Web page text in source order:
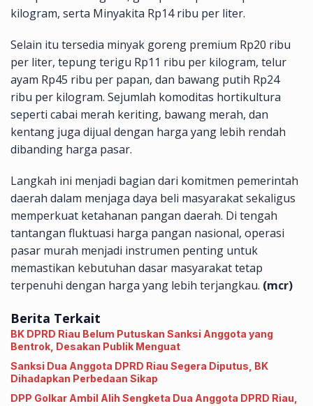
kilogram, serta Minyakita Rp14 ribu per liter.
Selain itu tersedia minyak goreng premium Rp20 ribu
per liter, tepung terigu Rp11 ribu per kilogram, telur
ayam Rp45 ribu per papan, dan bawang putih Rp24
ribu per kilogram. Sejumlah komoditas hortikultura
seperti cabai merah keriting, bawang merah, dan
kentang juga dijual dengan harga yang lebih rendah
dibanding harga pasar.
Langkah ini menjadi bagian dari komitmen pemerintah
daerah dalam menjaga daya beli masyarakat sekaligus
memperkuat ketahanan pangan daerah. Di tengah
tantangan fluktuasi harga pangan nasional, operasi
pasar murah menjadi instrumen penting untuk
memastikan kebutuhan dasar masyarakat tetap
terpenuhi dengan harga yang lebih terjangkau. (mcr)
Berita Terkait
BK DPRD Riau Belum Putuskan Sanksi Anggota yang
Bentrok, Desakan Publik Menguat
Sanksi Dua Anggota DPRD Riau Segera Diputus, BK
Dihadapkan Perbedaan Sikap
DPP Golkar Ambil Alih Sengketa Dua Anggota DPRD Riau,